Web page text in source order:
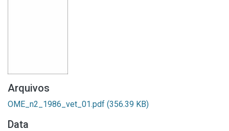
Arquivos
OME_n2_1986_vet_01.pdf (356.39 KB)
Data